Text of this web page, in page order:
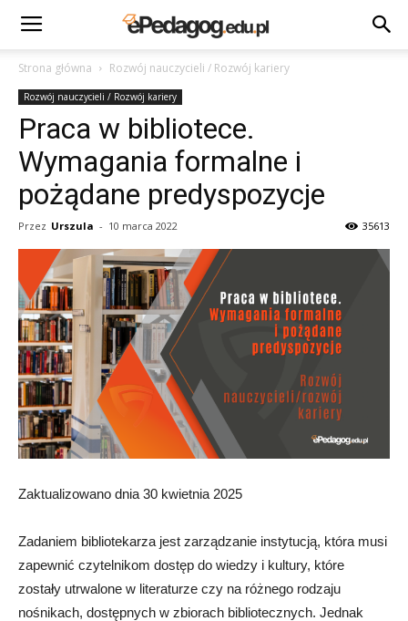
Strona główna Rozwój nauczycieli / Rozwój kariery
Rozwój nauczycieli / Rozwój kariery
Praca w bibliotece.
Wymagania formalne i
pożądane predyspozycje
Przez Urszula - 10 marca 2022 35613
Zaktualizowano dnia 30 kwietnia 2025
Zadaniem bibliotekarza jest zarządzanie instytucją, która musi
zapewnić czytelnikom dostęp do wiedzy i kultury, które
zostały utrwalone w literaturze czy na różnego rodzaju
nośnikach, dostępnych w zbiorach bibliotecznych. Jednak